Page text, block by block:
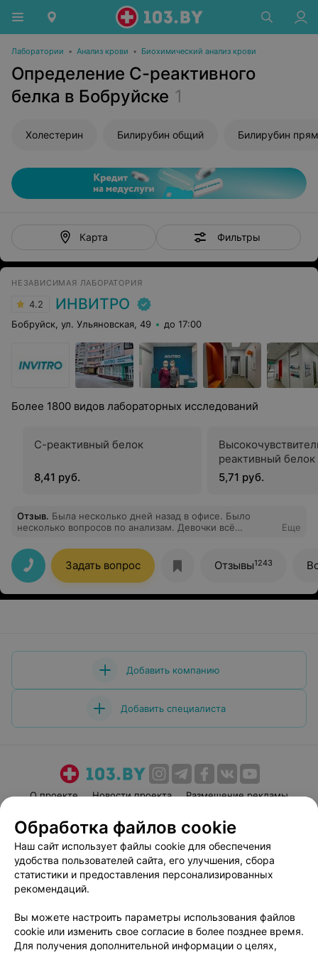
Лаборатории • Анализ крови • Биохимический анализ крови
Определение С-реактивного
белка в Бобруйске 1
Холестерин Билирубин общий Билирубин
Карта Фильтры
НЕЗАВИСИМАЯ ЛАБОРАТОРИЯ
4.2 ИНВИТРО
Бобруйск, ул. Ульяновская, 49 до 17:00
Более 1800 видов лабораторных исследований
С-реактивный белок
8,41 руб.
реактивный белок
5,71 руб.
Отзыв. Была несколько дней назад в офисе. Было
несколько вопросов по анализам. Девочки всё
подготовку, даже подсказали, когда чуть меньше
очередь, чтобы прийти, за что им отдельное спасибо.
Сервис на высоте, приду обязательно.
Еще
Задать вопрос Отзывы1243
Добавить компанию
Добавить специалиста
О проекте Новости проекта
Размещение рекламы
Пользовательское соглашение
Способы оплаты
Вакансии
Партнеры
Написать руководителю 103.by
Персональные настройки cookie
Обработка персональных данных
Обработка файлов cookie
Наш сайт использует файлы cookie для обеспечения
удобства пользователей сайта, его улучшения, сбора
статистики и предоставления персонализированных
рекомендаций.
Вы можете настроить параметры использования файлов
cookie или изменить свое согласие в более позднее время.
Для получения дополнительной информации о целях,